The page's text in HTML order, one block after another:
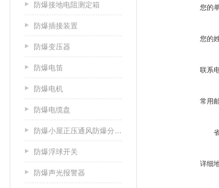
防爆接地电阻测定箱
防爆插接装置
防爆变压器
防爆电笛
防爆电机
防爆电缆盘
防爆小屋正压通风防爆分析小屋
防爆浮球开关
防爆声光报警器
您的
您的
联系
常用
详细